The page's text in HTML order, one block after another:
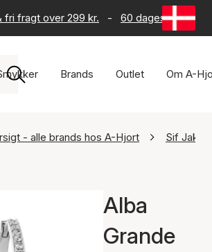
fri fragt over 299 kr. - 60 dages returret
Brands Outlet Om A-
- alle brands hos A-Hjort Sif
Alba
Grande